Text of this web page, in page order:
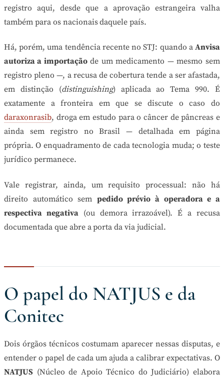
registro aqui, desde que a aprovação estrangeira valha
também para os nacionais daquele país.
Há, porém, uma tendência recente no STJ: quando a Anvisa
autoriza a importação de um medicamento — mesmo sem
registro pleno —, a recusa de cobertura tende a ser afastada,
em distinção (distinguishing) aplicada ao Tema 990. É
exatamente a fronteira em que se discute o caso do
daraxonrasib, droga em estudo para o câncer de pâncreas e
ainda sem registro no Brasil — detalhada em página
própria. O enquadramento de cada tecnologia muda; o teste
jurídico permanece.
Vale registrar, ainda, um requisito processual: não há
direito automático sem pedido prévio à operadora e a
respectiva negativa(ou demora irrazoável). É a recusa
documentada que abre a porta da via judicial.
O papel do NATJUS e da
Conitec
Dois órgãos técnicos costumam aparecer nessas disputas, e
entender o papel de cada um ajuda a calibrar expectativas. O
NATJUS (Núcleo de Apoio Técnico do Judiciário) elabora